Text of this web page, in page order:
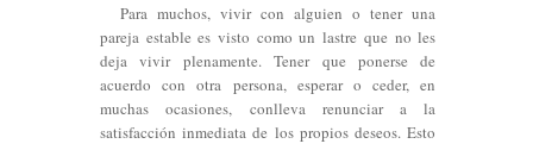
Para muchos, vivir con alguien o tener una
pareja estable es visto como un lastre que no les
deja vivir plenamente. Tener que ponerse de
acuerdo con otra persona, esperar o ceder, en
muchas ocasiones, conlleva renunciar a la
satisfacción inmediata de los propios deseos. Esto